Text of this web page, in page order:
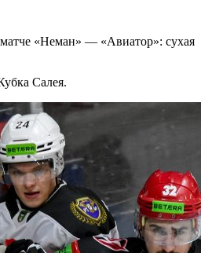
«Неман» — «Авиатор»: сухая
Салея.